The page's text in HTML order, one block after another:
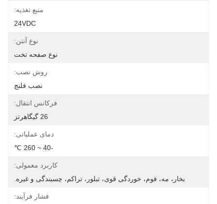
منبع تغذیه:
24VDC
نوع آنتن:
نوع صفحه تخت
روش نصب:
نصب فلنج
فرکانس انتقال:
26 گیگاهرتز
دمای عملیاتی:
کاربرد معمولی:
بخار، مه، فوم، خوردگی قوی، تبلور، تراکم، چسبندگی و غیره.
فشار فرآیند: